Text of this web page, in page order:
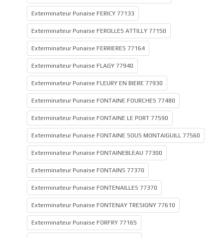
Exterminateur Punaise FERICY 77133
Exterminateur Punaise FEROLLES ATTILLY 77150
Exterminateur Punaise FERRIERES 77164
Exterminateur Punaise FLAGY 77940
Exterminateur Punaise FLEURY EN BIERE 77930
Exterminateur Punaise FONTAINE FOURCHES 77480
Exterminateur Punaise FONTAINE LE PORT 77590
Exterminateur Punaise FONTAINE SOUS MONTAIGUILL 77560
Exterminateur Punaise FONTAINEBLEAU 77300
Exterminateur Punaise FONTAINS 77370
Exterminateur Punaise FONTENAILLES 77370
Exterminateur Punaise FONTENAY TRESIGNY 77610
Exterminateur Punaise FORFRY 77165